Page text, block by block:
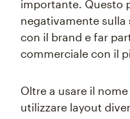
importante. Questo
negativamente sulla
con il brand e far
commerciale con il
Oltre a usare il
utilizzare layout